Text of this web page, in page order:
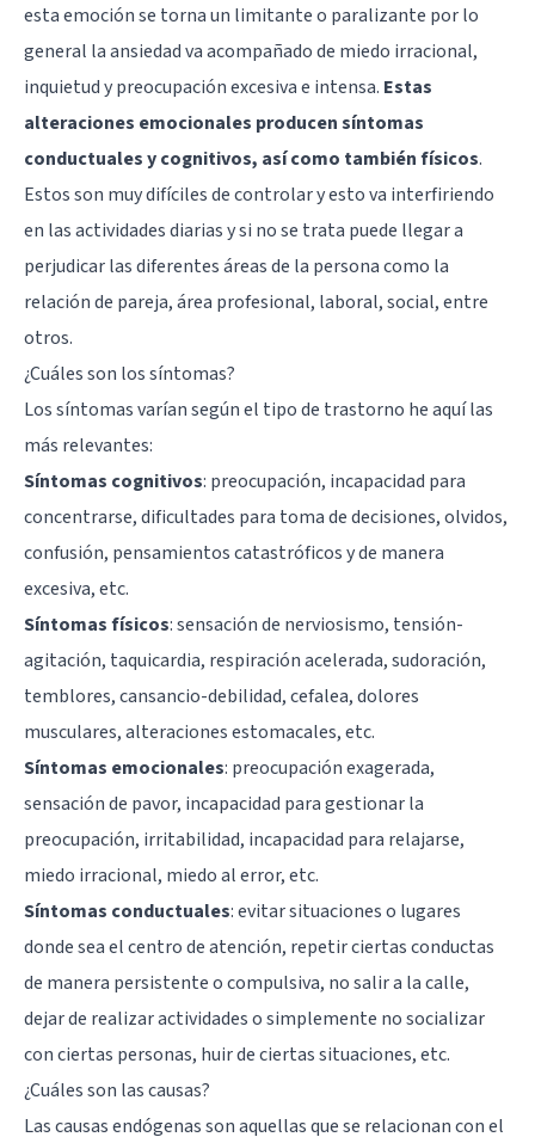
esta emoción se torna un limitante o paralizante por lo
general la ansiedad va acompañado de miedo irracional,
inquietud y preocupación excesiva e intensa. Estas
alteraciones emocionales producen síntomas
conductuales y cognitivos, así como también físicos.
Estos son muy difíciles de controlar y esto va interfiriendo
en las actividades diarias y si no se trata puede llegar a
perjudicar las diferentes áreas de la persona como la
relación de pareja, área profesional, laboral, social, entre
otros.
¿Cuáles son los síntomas?
Los síntomas varían según el tipo de trastorno he aquí las
más relevantes:
Síntomas cognitivos: preocupación, incapacidad para
concentrarse, dificultades para toma de decisiones, olvidos,
confusión, pensamientos catastróficos y de manera
excesiva, etc.
Síntomas físicos: sensación de nerviosismo, tensión-
agitación, taquicardia, respiración acelerada, sudoración,
temblores, cansancio-debilidad, cefalea, dolores
musculares, alteraciones estomacales, etc.
Síntomas emocionales: preocupación exagerada,
sensación de pavor, incapacidad para gestionar la
preocupación, irritabilidad, incapacidad para relajarse,
miedo irracional, miedo al error, etc.
Síntomas conductuales: evitar situaciones o lugares
donde sea el centro de atención, repetir ciertas conductas
de manera persistente o compulsiva, no salir a la calle,
dejar de realizar actividades o simplemente no socializar
con ciertas personas, huir de ciertas situaciones, etc.
¿Cuáles son las causas?
Las causas endógenas son aquellas que se relacionan con el